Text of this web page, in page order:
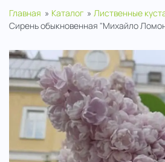
Главная Каталог Лиственные
Сирень обыкновенная "Михайло